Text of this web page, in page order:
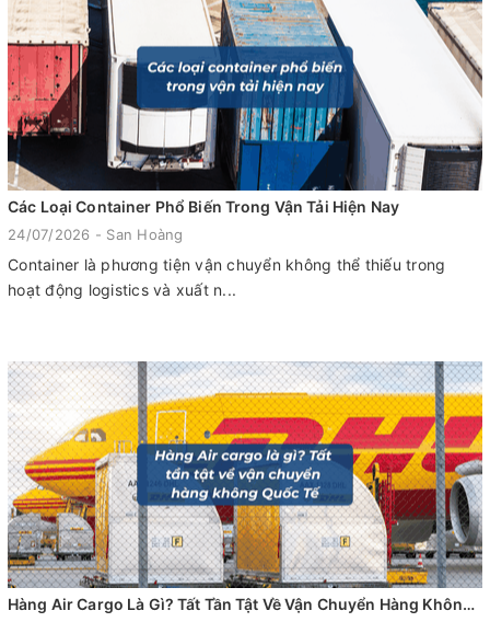
Các Loại Container Phổ Biến Trong Vận Tải Hiện Nay
24/07/2026 - San Hoàng
Container là phương tiện vận chuyển không thể thiếu trong
hoạt động logistics và xuất n...
Hàng Air Cargo Là Gì? Tất Tần Tật Về Vận Chuyển Hàng Không Quốc Tế